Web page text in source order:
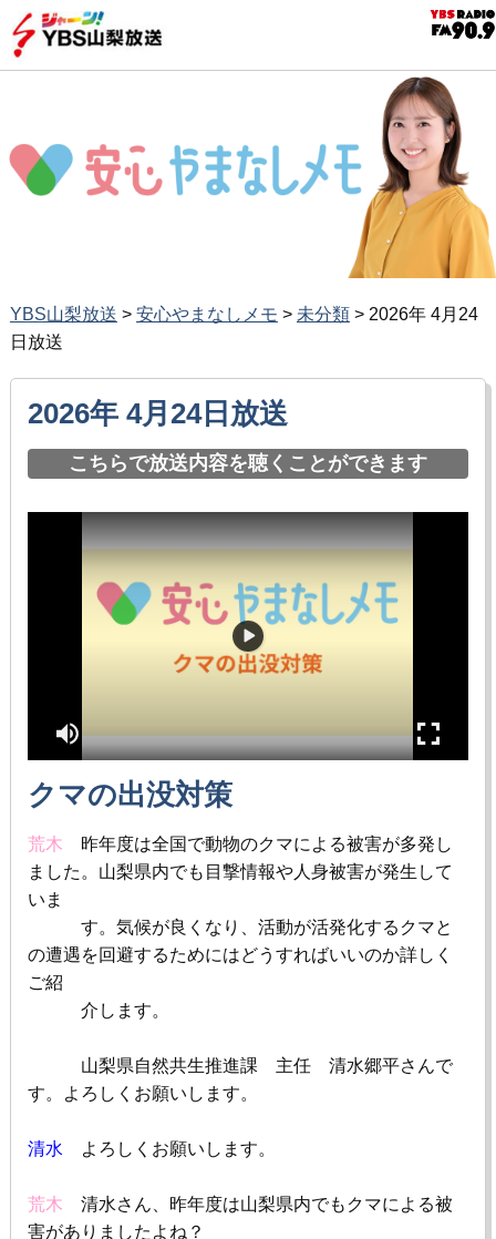
YBS山梨放送 > 安心やまなしメモ > 未分類> 2026年 4月24
日放送
2026年 4月24日放送
こちらで放送内容を聴くことができます
クマの出没対策
荒木 昨年度は全国で動物のクマによる被害が多発し
ました。山梨県内でも目撃情報や人身被害が発生して
いま
す。気候が良くなり、活動が活発化するクマと
の遭遇を回避するためにはどうすればいいのか詳しく
ご紹
介します。
山梨県自然共生推進課 主任 清水郷平さんで
す。よろしくお願いします。
清水 よろしくお願いします。
荒木 清水さん、昨年度は山梨県内でもクマによる被
害がありましたよね？